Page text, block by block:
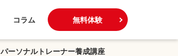
コラム 無料体験
パーソナルトレーナー養成講座